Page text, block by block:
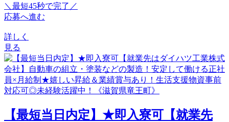
＼最短45秒で完了／
応募へ進む
詳しく
見る
【最短当日内定】★即入寮可【就業先